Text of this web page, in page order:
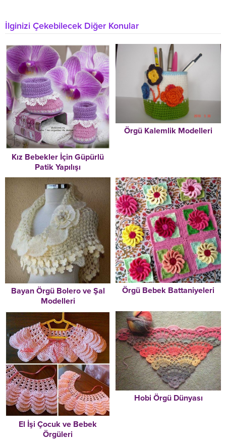
İlginizi Çekebilecek Diğer Konular
Kız Bebekler İçin Güpürlü
Patik Yapılışı
Örgü Kalemlik Modelleri
Bayan Örgü Bolero ve Şal
Modelleri
Örgü Bebek Battaniyeleri
El İşi Çocuk ve Bebek
Örgüleri
Hobi Örgü Dünyası